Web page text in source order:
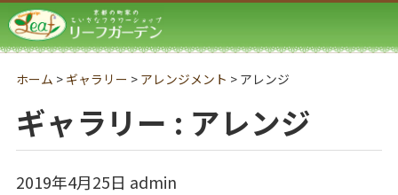
リーフガーデン
ホーム > ギャラリー > アレンジメント > アレンジ
ギャラリー : アレンジ
2019年4月25日 admin